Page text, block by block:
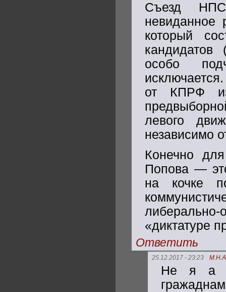
Съезд
невиданное
который
кандидатов
особо
от КПРФ
левого
независимо
Конечно
Попова —
на кочке
либерально-
«диктатуре
Ответить
25.12.2017 - 23:23
Не я а